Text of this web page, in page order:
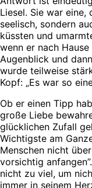
Liesel. Sie war
seelisch, sondern
küssten und
wenn er nach
Augenblick und
wurde teilweise
Kopf: „Es war so
Ob er einen Tipp
große Liebe
glücklichen Zufall
Wichtigste am
Menschen nicht
vorsichtig
nicht zu viel, um
immer in seinem